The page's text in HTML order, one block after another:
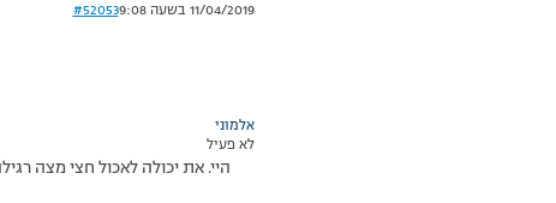
11/04/2019 בשעה 9:08 #52053
אלמוני
לא פעיל
היי. את יכולה לאכול חצי מצה